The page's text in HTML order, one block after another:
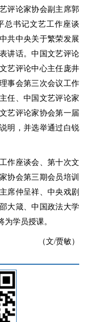
评论家协会副主席郭
总书记文艺工作座谈
共中央关于繁荣发展
讲话。中国文艺评论
艺评论中心主任庞井
事会第三次会议工作
任、中国文艺评论家
艺评论家协会第一届
明，并选举通过白锐
座谈会、第十次文
协会第三期会员培训
席仲呈祥、中央戏剧
大箴、中国政法大学
学员授课。
（文/贾敏）